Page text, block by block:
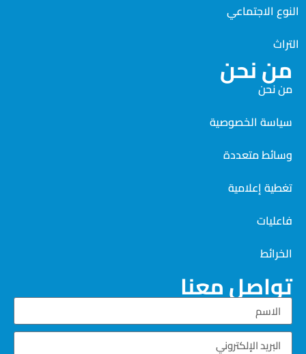
النوع الاجتماعي
التراث
من نحن
من نحن
سياسة الخصوصية
وسائط متعددة
تغطية إعلامية
فاعليات
الخرائط
تواصل معنا